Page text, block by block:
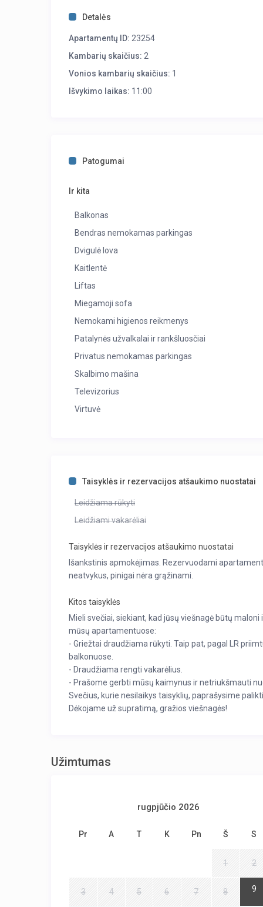
Detalės
Apartamentų ID: 23254
Kambarių skaičius: 2
Vonios kambarių skaičius: 1
Išvykimo laikas: 11:00
Patogumai
Ir kita
Balkonas
Bendras nemokamas parkingas
Dvigulė lova
Kaitlentė
Liftas
Miegamoji sofa
Nemokami higienos reikmenys
Patalynės užvalkalai ir rankšluosčiai
Privatus nemokamas parkingas
Skalbimo mašina
Televizorius
Virtuvė
Taisyklės ir rezervacijos atšaukimo nuostatai
Leidžiama rūkyti
Leidžiami vakarėliai
Taisyklės ir rezervacijos atšaukimo nuostatai
Išankstinis apmokėjimas. Rezervuodami
neatvykus, pinigai nėra grąžinami.
Kitos taisyklės
Mieli svečiai, siekiant, kad jūsų viešnagė būtų
mūsų apartamentuose:
- Griežtai draudžiama rūkyti. Taip pat, pagal LR
balkonuose.
- Draudžiama rengti vakarėlius.
- Prašome gerbti mūsų kaimynus ir netriukšmauti
Svečius, kurie nesilaikys taisyklių, paprašysime
Dėkojame už supratimą, gražios viešnagės!
Užimtumas
rugpjūčio 2026
Pr A T K Pn Š S
1 2
3 4 5 6 7 8 9